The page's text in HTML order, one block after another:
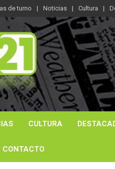
de turno Noticias Cultura
CULTURA
CONTACTO